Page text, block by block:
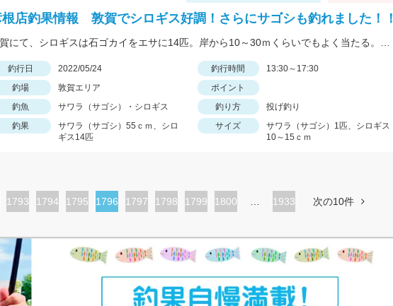
根店釣果情報 敦賀でシロギス好調！さらにサゴシも釣れました！！
釣行日 2022/05/24 釣行時間
13:30～17:30
釣場
敦賀エリア
ポイント
釣魚
サワラ（サゴシ）・シロギス 釣り方
投げ釣り
釣果
サワラ（サゴシ）55ｃｍ、シロ
ギス14匹
サイズ
サワラ（サゴシ）1匹、シロギス
10～15ｃｍ
ペ
ジ
1793
ペ
1794
ペ
1795
カ
ト
1796
ペ
1797
ペ
1798
ペ
1799
ペ
1800 1933 次の10件